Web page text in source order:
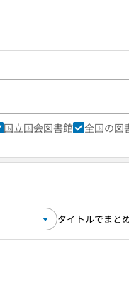
国立国会図書館 全国の図
タイトルでまと